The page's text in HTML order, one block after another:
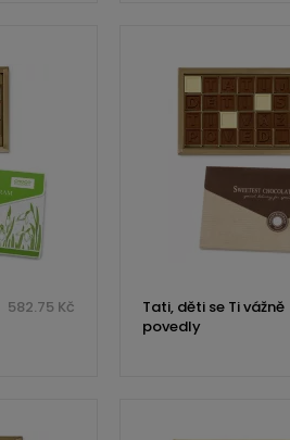
582.75 Kč
Tati, děti se Ti vážně
povedly